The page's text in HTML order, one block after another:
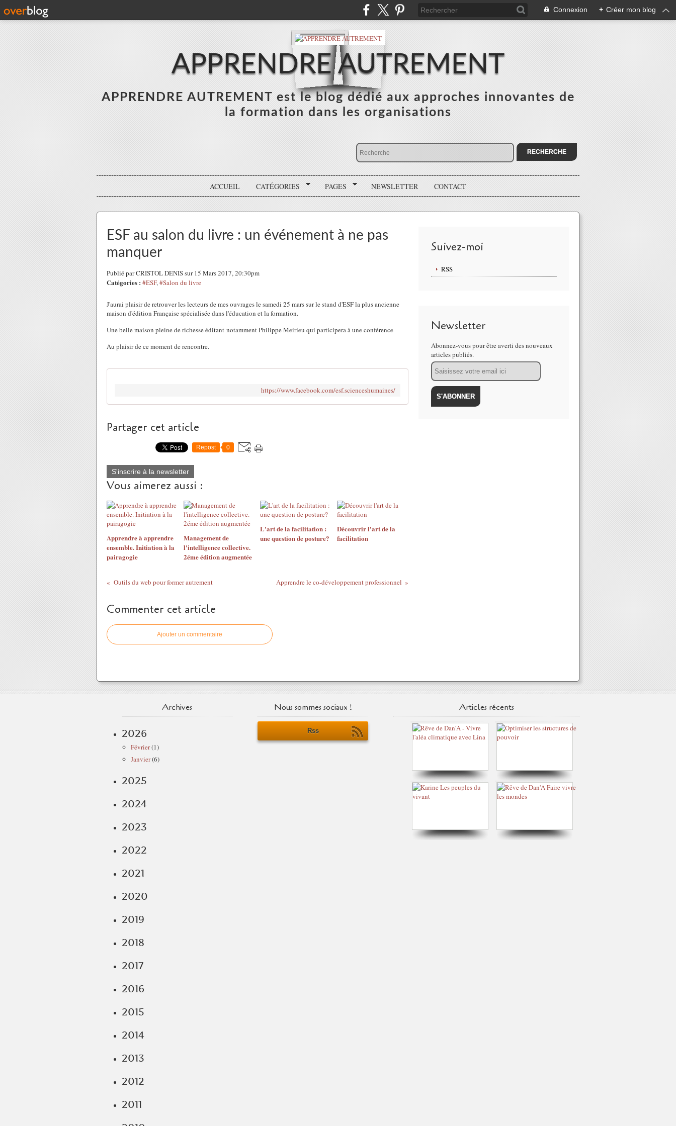
Connexion + Créer mon blog
APPRENDRE AUTREMENT
APPRENDRE AUTREMENT est le blog dédié aux approches innovantes de
la formation dans les organisations
ACCUEIL CATÉGORIES PAGES NEWSLETTER CONTACT
ESF au salon du livre : un événement à ne pas
manquer
Publié par CRISTOL DENIS sur 15 Mars 2017, 20:30pm
Catégories : #ESF,#Salon du livre
J'aurai plaisir de retrouver les lecteurs de mes ouvrages le samedi 25 mars sur le stand d'ESF la plus ancienne
maison d'édition Française spécialisée dans l'éducation et la formation.
Une belle maison pleine de richesse éditant notamment Philippe Meirieu qui participera à une conférence
Au plaisir de ce moment de rencontre.
https://www.facebook.com/esf.scienceshumaines/
Partager cet article
Repost 0
S'inscrire à la newsletter
Vous aimerez aussi :
Apprendre à apprendre
ensemble. Initiation à la
pairagogie
Management de
l'intelligence collective.
2éme édition augmentée
L'art de la facilitation :
une question de posture?
Découvrir l'art de la
facilitation
Outils du web pour former autrement Apprendre le co-développement professionnel
Commenter cet article
Ajouter un commentaire
Suivez-moi
RSS
Newsletter
Abonnez-vous pour être averti des nouveaux
articles publiés.
Email
Archives
2026
Février(1)
Janvier(6)
2025
2024
2023
2022
2021
2020
2019
2018
2017
2016
2015
2014
2013
2012
2011
Nous sommes sociaux !
Rss
Articles récents